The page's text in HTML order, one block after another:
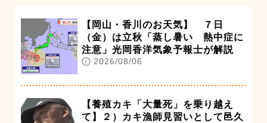
【岡山・香川のお天気】 ７日
（金）は立秋「蒸し暑い 熱中症に
注意」光岡香洋気象予報士が解説
2026/08/06
【養殖カキ「大量死」を乗り越え
て】２）カキ漁師見習いとして邑久